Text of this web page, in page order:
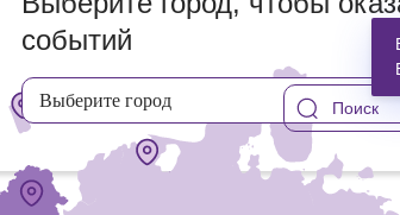
УВАЖАЕМЫЕ ПОКУПАТЕЛИ, МЫ СПЕШИМ
КАТАЛОГ
Aravia в вашем городе
событий
Выберите город